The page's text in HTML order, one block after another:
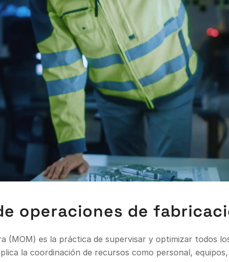
operaciones de
(MOM) es la práctica de supervisar y optimizar todos
la coordinación de recursos como personal,